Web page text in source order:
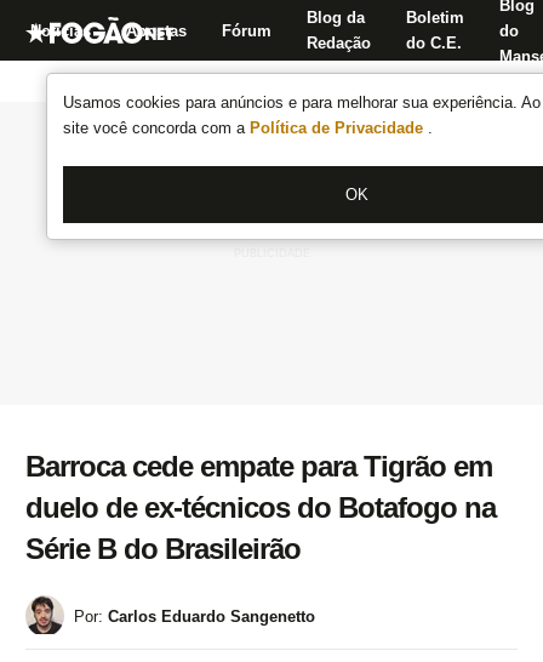
Usamos cookies para anúncios e para melhorar sua experiência.
site você concorda com a Política de Privacidade .
OK
Notícias Apostas Fórum
Blog da
Redação
Boletim
do C.E.
Blog
do
Barroca cede empate para Tigrão em
duelo de ex-técnicos do Botafogo na
Série B do Brasileirão
Por: Carlos Eduardo Sangenetto